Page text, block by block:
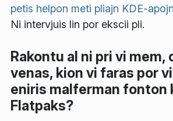
petis helpon meti pliajn KDE-
Ni intervjuis lin por ekscii pli.
Rakontu al ni pri vi mem,
venas, kion vi faras por
eniris malferman fonton
Flatpaks?